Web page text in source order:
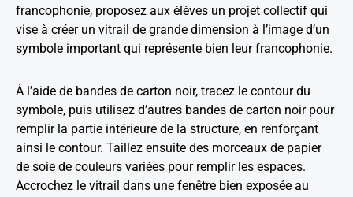
francophonie, proposez aux élèves un projet collectif qui
vise à créer un vitrail de grande dimension à l’image d’un
symbole important qui représente bien leur francophonie.
À l’aide de bandes de carton noir, tracez le contour du
symbole, puis utilisez d’autres bandes de carton noir pour
remplir la partie intérieure de la structure, en renforçant
ainsi le contour. Taillez ensuite des morceaux de papier
de soie de couleurs variées pour remplir les espaces.
Accrochez le vitrail dans une fenêtre bien exposée au